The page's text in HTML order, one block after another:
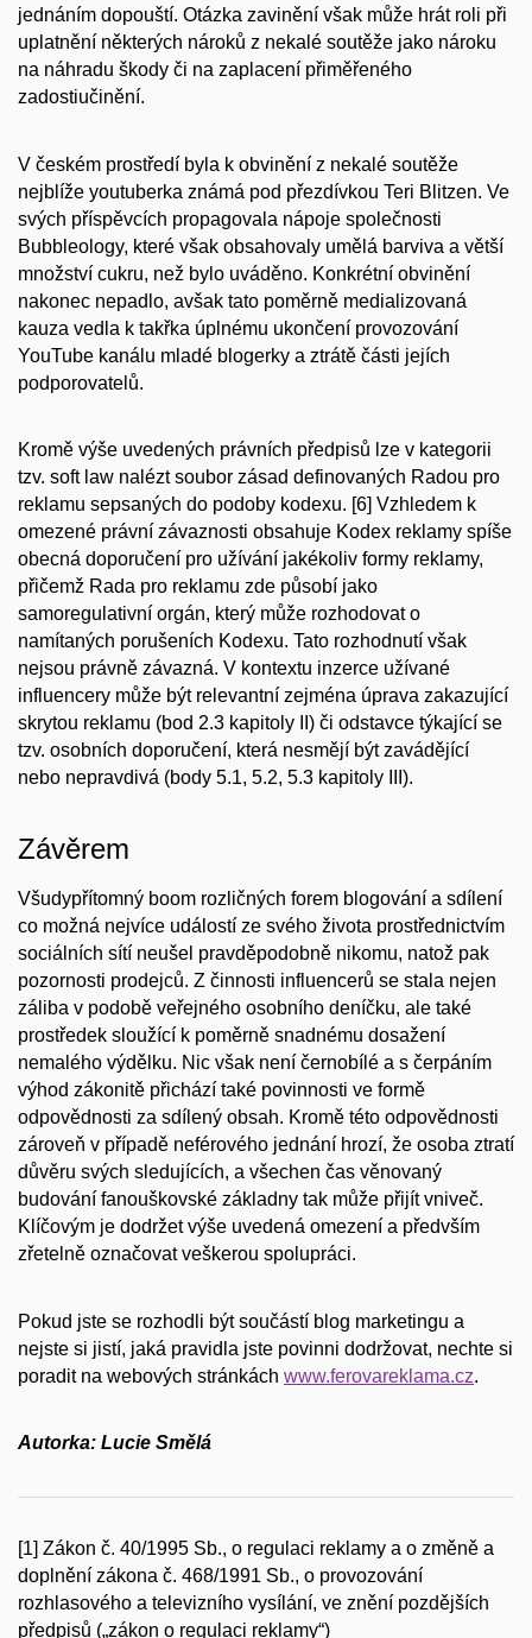
jednáním dopouští. Otázka zavinění však může hrát roli při
uplatnění některých nároků z nekalé soutěže jako nároku
na náhradu škody či na zaplacení přiměřeného
zadostiučinění.
V českém prostředí byla k obvinění z nekalé soutěže
nejblíže youtuberka známá pod přezdívkou Teri Blitzen. Ve
svých příspěvcích propagovala nápoje společnosti
Bubbleology, které však obsahovaly umělá barviva a větší
množství cukru, než bylo uváděno. Konkrétní obvinění
nakonec nepadlo, avšak tato poměrně medializovaná
kauza vedla k takřka úplnému ukončení provozování
YouTube kanálu mladé blogerky a ztrátě části jejích
podporovatelů.
Kromě výše uvedených právních předpisů lze v kategorii
tzv. soft law nalézt soubor zásad definovaných Radou pro
reklamu sepsaných do podoby kodexu. [6] Vzhledem k
omezené právní závaznosti obsahuje Kodex reklamy spíše
obecná doporučení pro užívání jakékoliv formy reklamy,
přičemž Rada pro reklamu zde působí jako
samoregulativní orgán, který může rozhodovat o
namítaných porušeních Kodexu. Tato rozhodnutí však
nejsou právně závazná. V kontextu inzerce užívané
influencery může být relevantní zejména úprava zakazující
skrytou reklamu (bod 2.3 kapitoly II) či odstavce týkající se
tzv. osobních doporučení, která nesmějí být zavádějící
nebo nepravdivá (body 5.1, 5.2, 5.3 kapitoly III).
Závěrem
Všudypřítomný boom rozličných forem blogování a sdílení
co možná nejvíce událostí ze svého života prostřednictvím
sociálních sítí neušel pravděpodobně nikomu, natož pak
pozornosti prodejců. Z činnosti influencerů se stala nejen
záliba v podobě veřejného osobního deníčku, ale také
prostředek sloužící k poměrně snadnému dosažení
nemalého výdělku. Nic však není černobílé a s čerpáním
výhod zákonitě přichází také povinnosti ve formě
odpovědnosti za sdílený obsah. Kromě této odpovědnosti
zároveň v případě neférového jednání hrozí, že osoba ztratí
důvěru svých sledujících, a všechen čas věnovaný
budování fanouškovské základny tak může přijít vniveč.
Klíčovým je dodržet výše uvedená omezení a předvším
zřetelně označovat veškerou spolupráci.
Pokud jste se rozhodli být součástí blog marketingu a
nejste si jistí, jaká pravidla jste povinni dodržovat, nechte si
poradit na webových stránkách www.ferovareklama.cz.
Autorka: Lucie Smělá
[1] Zákon č. 40/1995 Sb., o regulaci reklamy a o změně a
doplnění zákona č. 468/1991 Sb., o provozování
rozhlasového a televizního vysílání, ve znění pozdějších
předpisů („zákon o regulaci reklamy“)